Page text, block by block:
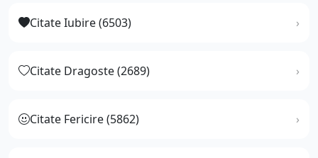
Citate Iubire (6503)
Citate Dragoste (2689)
Citate Fericire (5862)